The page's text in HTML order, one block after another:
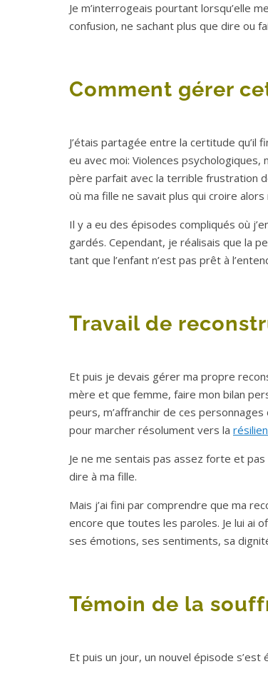
Je m’interrogeais pourtant lorsqu’elle
confusion, ne sachant plus que dire ou
Comment gérer
J’étais partagée entre la certitude qu’il
eu avec moi: Violences psychologiques,
père parfait avec la terrible frustration
où ma fille ne savait plus qui croire alors
Il y a eu des épisodes compliqués où
gardés. Cependant, je réalisais que la
tant que l’enfant n’est pas prêt à
Travail de
Et puis je devais gérer ma propre
mère et que femme, faire mon bilan
peurs, m’affranchir de ces
pour marcher résolument vers la
Je ne me sentais pas assez forte et
dire à ma fille.
Mais j’ai fini par comprendre que ma
encore que toutes les paroles. Je lui ai
ses émotions, ses sentiments, sa
Témoin de la
Et puis un jour, un nouvel épisode s’est